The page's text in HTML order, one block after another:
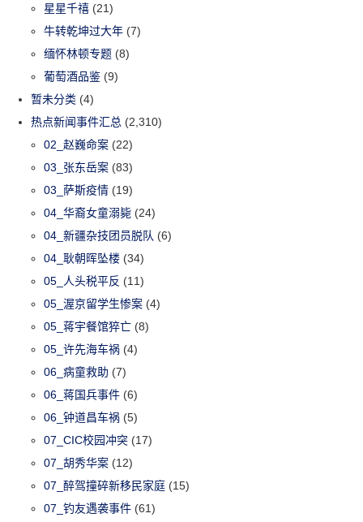
星星千禧 (21)
牛转乾坤过大年 (7)
缅怀林顿专题 (8)
葡萄酒品鉴 (9)
暂未分类 (4)
热点新闻事件汇总 (2,310)
02_赵巍命案 (22)
03_张东岳案 (83)
03_萨斯疫情 (19)
04_华裔女童溺毙 (24)
04_新疆杂技团员脱队 (6)
04_耿朝晖坠楼 (34)
05_人头税平反 (11)
05_渥京留学生惨案 (4)
05_蒋宇餐馆猝亡 (8)
05_许先海车祸 (4)
06_病童救助 (7)
06_蒋国兵事件 (6)
06_钟道昌车祸 (5)
07_CIC校园冲突 (17)
07_胡秀华案 (12)
07_醉驾撞碎新移民家庭 (15)
07_钓友遇袭事件 (61)